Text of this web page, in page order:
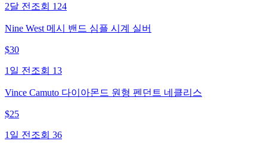
2달 전 조회 124
Nine West 메시 밴드 심플 시계 실버
$30
1일 전 조회 13
Vince Camuto 다이아몬드 원형 펜던트 네클리스
$25
1일 전 조회 36